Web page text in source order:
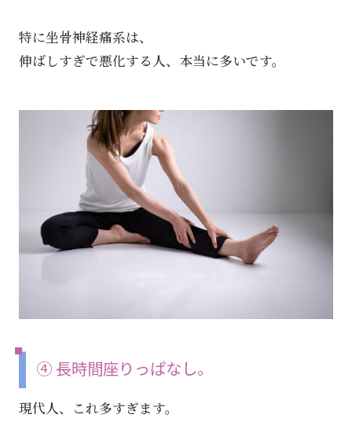
特に坐骨神経痛系は、
伸ばしすぎで悪化する人、本当に多いです。
④ 長時間座りっぱなし。
現代人、これ多すぎます。